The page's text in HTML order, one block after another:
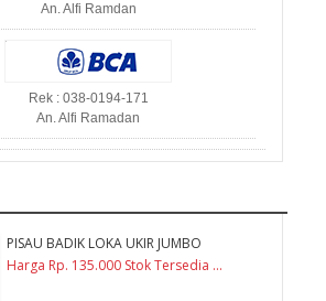
An. Alfi Ramdan
Rek : 038-0194-171
An. Alfi Ramadan
PISAU BADIK LOKA UKIR JUMBO
Harga Rp. 135.000 Stok Tersedia ...